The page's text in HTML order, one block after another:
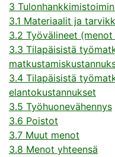
3
3.1 Materiaalit ja
3.2 Työvälineet
3.3 Tilapäisistä
3.4 Tilapäisistä
elantokustannukset
3.5 Työhuonevähennys
3.6 Poistot
3.7 Muut menot
3.8 Menot yhteensä